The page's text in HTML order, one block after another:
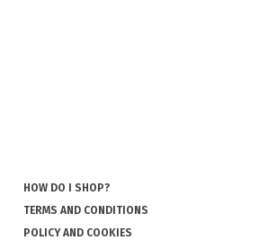
HOW DO I SHOP?
TERMS AND CONDITIONS
POLICY AND COOKIES